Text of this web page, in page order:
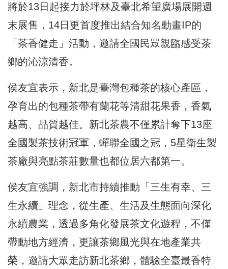
將於13日起接力於坪林及臺北希望廣場展開週
末展售，14日更首度推出結合知名動畫IP的
「茶香健走」活動，邀請全國民眾親臨感受茶
鄉的沁涼清香。
侯友宜表示，新北是臺灣包種茶的核心產區，
孕育出的包種茶帶有蘭花等清甜花果香，香氣
越高、品質越佳。新北茶農不僅累計奪下13座
全國製茶技術冠軍，蟬聯全國之冠，5星衛生製
茶廠與亮點茶莊數量也都位居六都第一。
侯友宜強調，新北市持續推動「三生有幸、三
生永續」理念，從生產、生活及生態面向深化
永續農業，透過多角化發展茶文化遊程，不僅
帶動地方經濟，更讓茶鄉風光與在地產業共
榮，邀請大眾走訪新北茶鄉，體驗全臺最香特